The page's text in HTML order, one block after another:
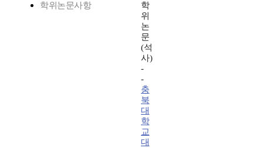
학위논문사항
학
위
논
문
(석
사)
-
-
충
북
대
학
교
대